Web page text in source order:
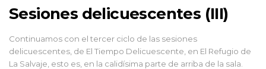
Sesiones delicuescentes (III)
Continuamos con el tercer ciclo de las sesiones
delicuescentes, de El Tiempo Delicuescente, en El Refugio de
La Salvaje, esto es, en la calidísima parte de arriba de la sala.